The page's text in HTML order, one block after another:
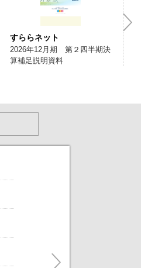
すららネット
2026年12月期 第２四半期決
算補足説明資料